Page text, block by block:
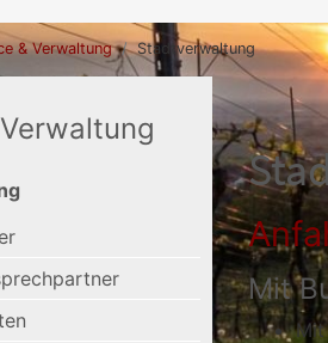
& Verwaltung Stadtverwaltung
Mit
Mit